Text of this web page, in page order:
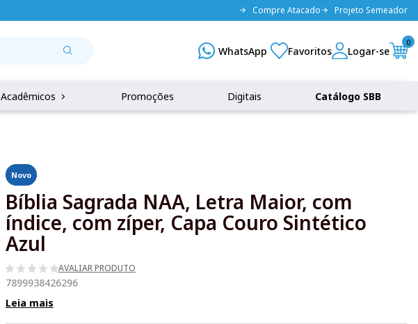
Compre Atacado Projeto Semeador
0
Acadêmicos Promoções Digitais Catálogo SBB
Novo
Bíblia Sagrada NAA, Letra Maior, com
índice, com zíper, Capa Couro Sintético
Azul
AVALIAR PRODUTO
7899938426296
Leia mais